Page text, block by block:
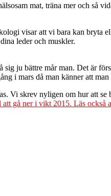
mat, träna mer och så
visar att vi bara kan bryta
leder och muskler.
ju bättre mår man. Det är
i mars då man känner att
Vi skrev nyligen om hur att
att gå ner i vikt 2015. Läs också